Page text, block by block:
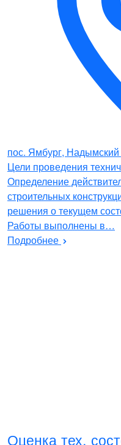
пос. Ямбург,
Цели проведения
Определение
строительных
решения о текущем
Работы выполнены в…
Подробнее
Оценка тех.